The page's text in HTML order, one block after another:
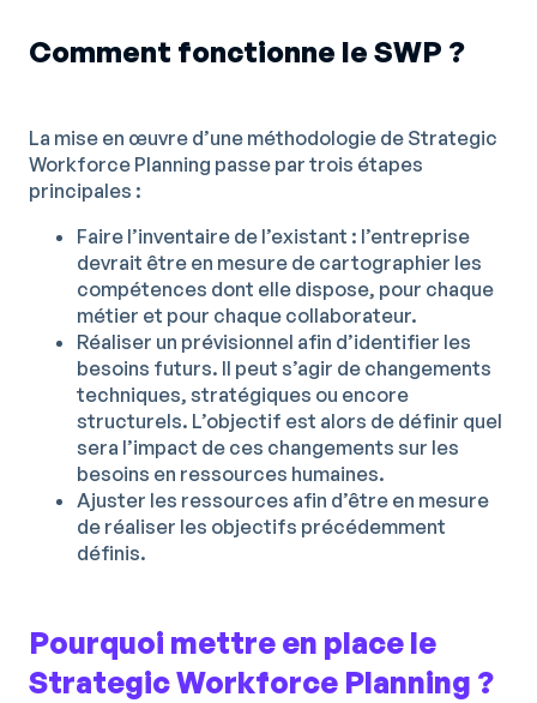
Comment fonctionne le SWP ?
La mise en œuvre d’une méthodologie de Strategic
Workforce Planning passe par trois étapes
principales :
Faire l’inventaire de l’existant : l’entreprise
devrait être en mesure de cartographier les
compétences dont elle dispose, pour chaque
métier et pour chaque collaborateur.
Réaliser un prévisionnel afin d’identifier les
besoins futurs. Il peut s’agir de changements
techniques, stratégiques ou encore
structurels. L’objectif est alors de définir quel
sera l’impact de ces changements sur les
besoins en ressources humaines.
Ajuster les ressources afin d’être en mesure
de réaliser les objectifs précédemment
définis.
Pourquoi mettre en place le
Strategic Workforce Planning ?